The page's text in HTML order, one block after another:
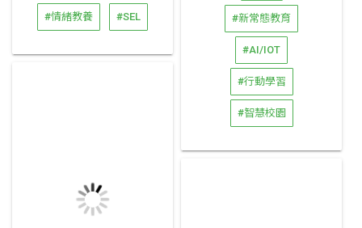
#情緒教養 #SEL #新常態教育
#AI/IOT
#行動學習
#智慧校園